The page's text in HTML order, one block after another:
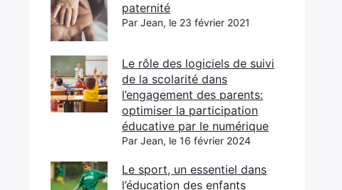
paternité
Par Jean, le 23 février 2021
Le rôle des logiciels de suivi
de la scolarité dans
l’engagement des parents:
optimiser la participation
éducative par le numérique
Par Jean, le 16 février 2024
Le sport, un essentiel dans
l’éducation des enfants